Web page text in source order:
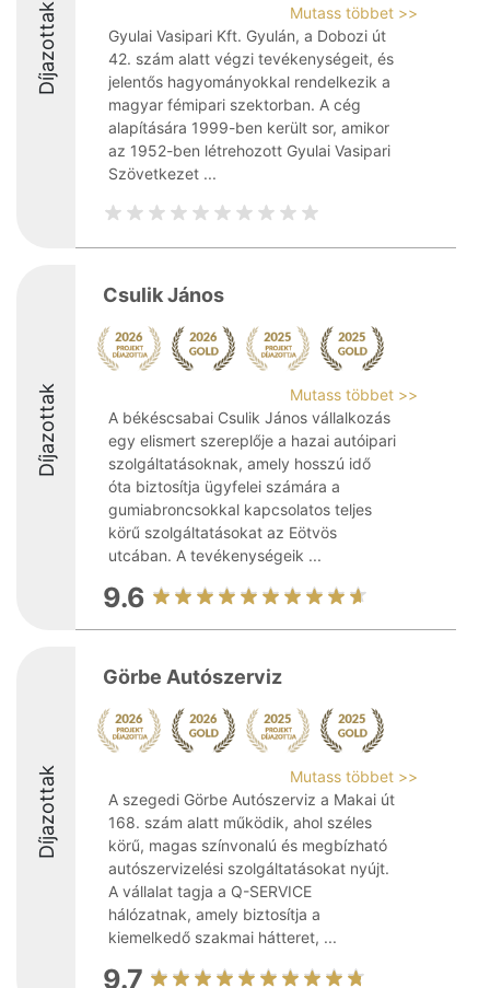
Díjazottak
Mutass többet >>
Gyulai Vasipari Kft. Gyulán, a Dobozi út
42. szám alatt végzi tevékenységeit, és
jelentős hagyományokkal rendelkezik a
magyar fémipari szektorban. A cég
alapítására 1999-ben került sor, amikor
az 1952-ben létrehozott Gyulai Vasipari
Szövetkezet ...
Díjazottak
Csulik János
Mutass többet >>
A békéscsabai Csulik János vállalkozás
egy elismert szereplője a hazai autóipari
szolgáltatásoknak, amely hosszú idő
óta biztosítja ügyfelei számára a
gumiabroncsokkal kapcsolatos teljes
körű szolgáltatásokat az Eötvös
utcában. A tevékenységeik ...
9.6
Díjazottak
Görbe Autószerviz
Mutass többet >>
A szegedi Görbe Autószerviz a Makai út
168. szám alatt működik, ahol széles
körű, magas színvonalú és megbízható
autószervizelési szolgáltatásokat nyújt.
A vállalat tagja a Q-SERVICE
hálózatnak, amely biztosítja a
kiemelkedő szakmai hátteret, ...
9.7